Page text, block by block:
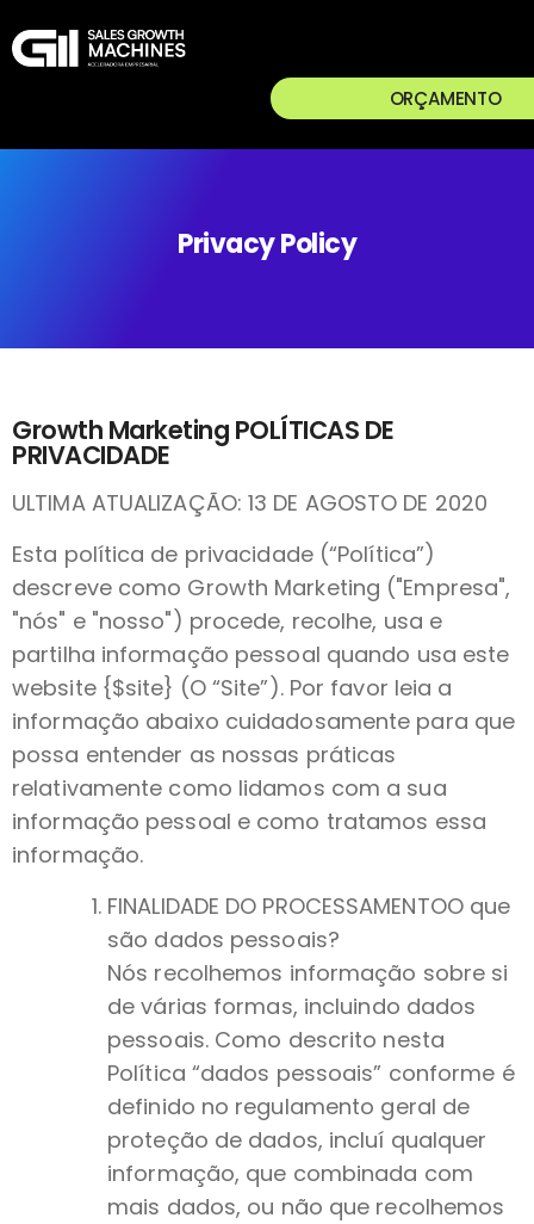
ORÇAMENTO
Privacy Policy
Growth Marketing POLÍTICAS DE
PRIVACIDADE
ULTIMA ATUALIZAÇÃO: 13 DE AGOSTO DE 2020
Esta política de privacidade (“Política”)
descreve como Growth Marketing ("Empresa",
"nós" e "nosso") procede, recolhe, usa e
partilha informação pessoal quando usa este
website {$site} (O “Site”). Por favor leia a
informação abaixo cuidadosamente para que
possa entender as nossas práticas
relativamente como lidamos com a sua
informação pessoal e como tratamos essa
informação.
FINALIDADE DO PROCESSAMENTOO que
são dados pessoais?
Nós recolhemos informação sobre si
de várias formas, incluindo dados
pessoais. Como descrito nesta
Política “dados pessoais” conforme é
definido no regulamento geral de
proteção de dados, incluí qualquer
informação, que combinada com
mais dados, ou não que recolhemos